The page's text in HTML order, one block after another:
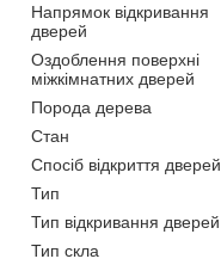
Напрямок відкривання
дверей
Оздоблення поверхні
міжкімнатних дверей
Порода дерева
Стан
Спосіб відкриття дверей
Тип
Тип відкривання дверей
Тип скла